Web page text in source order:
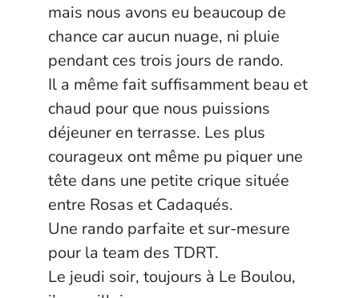
mais nous avons eu beaucoup de
chance car aucun nuage, ni pluie
pendant ces trois jours de rando.
Il a même fait suffisamment beau et
chaud pour que nous puissions
déjeuner en terrasse. Les plus
courageux ont même pu piquer une
tête dans une petite crique située
entre Rosas et Cadaqués.
Une rando parfaite et sur-mesure
pour la team des TDRT.
Le jeudi soir, toujours à Le Boulou,